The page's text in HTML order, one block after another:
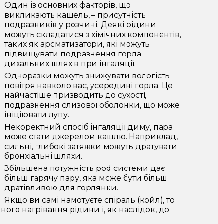
Один із основних факторів, що
викликають кашель, – присутність
подразників у розчині. Деякі рідини
можуть складатися з хімічних компонентів,
таких як ароматизатори, які можуть
підвищувати подразнення горла
дихальних шляхів при інгаляції.
Одноразки можуть знижувати вологість
повітря навколо вас, усередині горла. Це
найчастіше призводить до сухості,
подразнення слизової оболонки, що може
ініціювати лупу.
Некоректний спосіб інгаляції диму, пара
може стати джерелом кашлю. Наприклад,
сильні, глибокі затяжки можуть дратувати
бронхіальні шляхи.
Збільшена потужність pod системи дає
більш гарячу пару, яка може бути більш
дратівливою для горлянки.
Якщо ви самі намотуєте спіраль (койл), то
нагрівання рідини і, як наслідок, до